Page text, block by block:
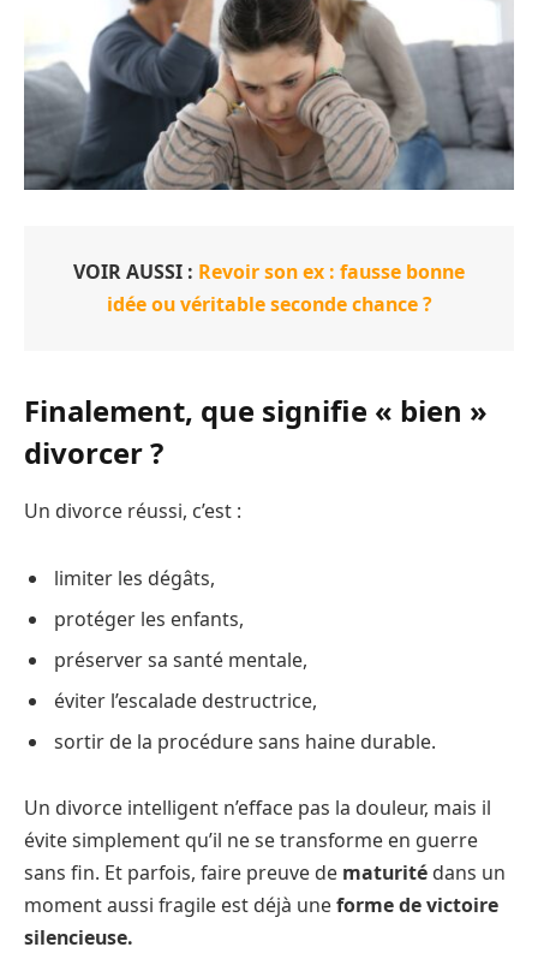
VOIR AUSSI : Revoir son ex : fausse bonne
idée ou véritable seconde chance ?
Finalement, que signifie « bien »
divorcer ?
Un divorce réussi, c’est :
limiter les dégâts,
protéger les enfants,
préserver sa santé mentale,
éviter l’escalade destructrice,
sortir de la procédure sans haine durable.
Un divorce intelligent n’efface pas la douleur, mais il
évite simplement qu’il ne se transforme en guerre
sans fin. Et parfois, faire preuve de maturité dans un
moment aussi fragile est déjà uneforme de victoire
silencieuse.